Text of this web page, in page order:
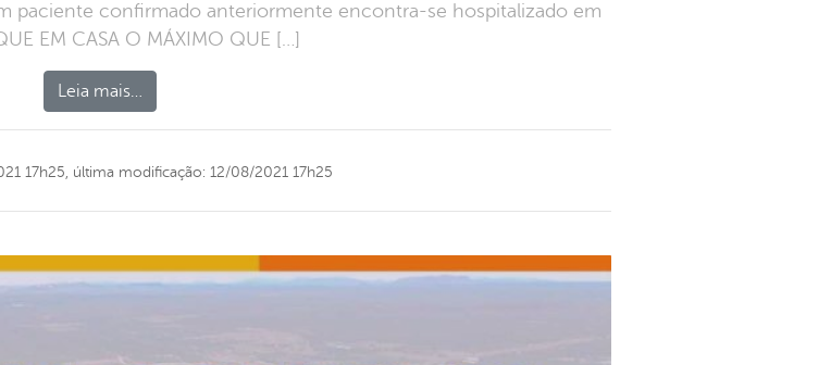
paciente confirmado anteriormente encontra-se hospitalizado em
EM CASA O MÁXIMO QUE […]
Leia mais…
17h25, última modificação: 12/08/2021 17h25